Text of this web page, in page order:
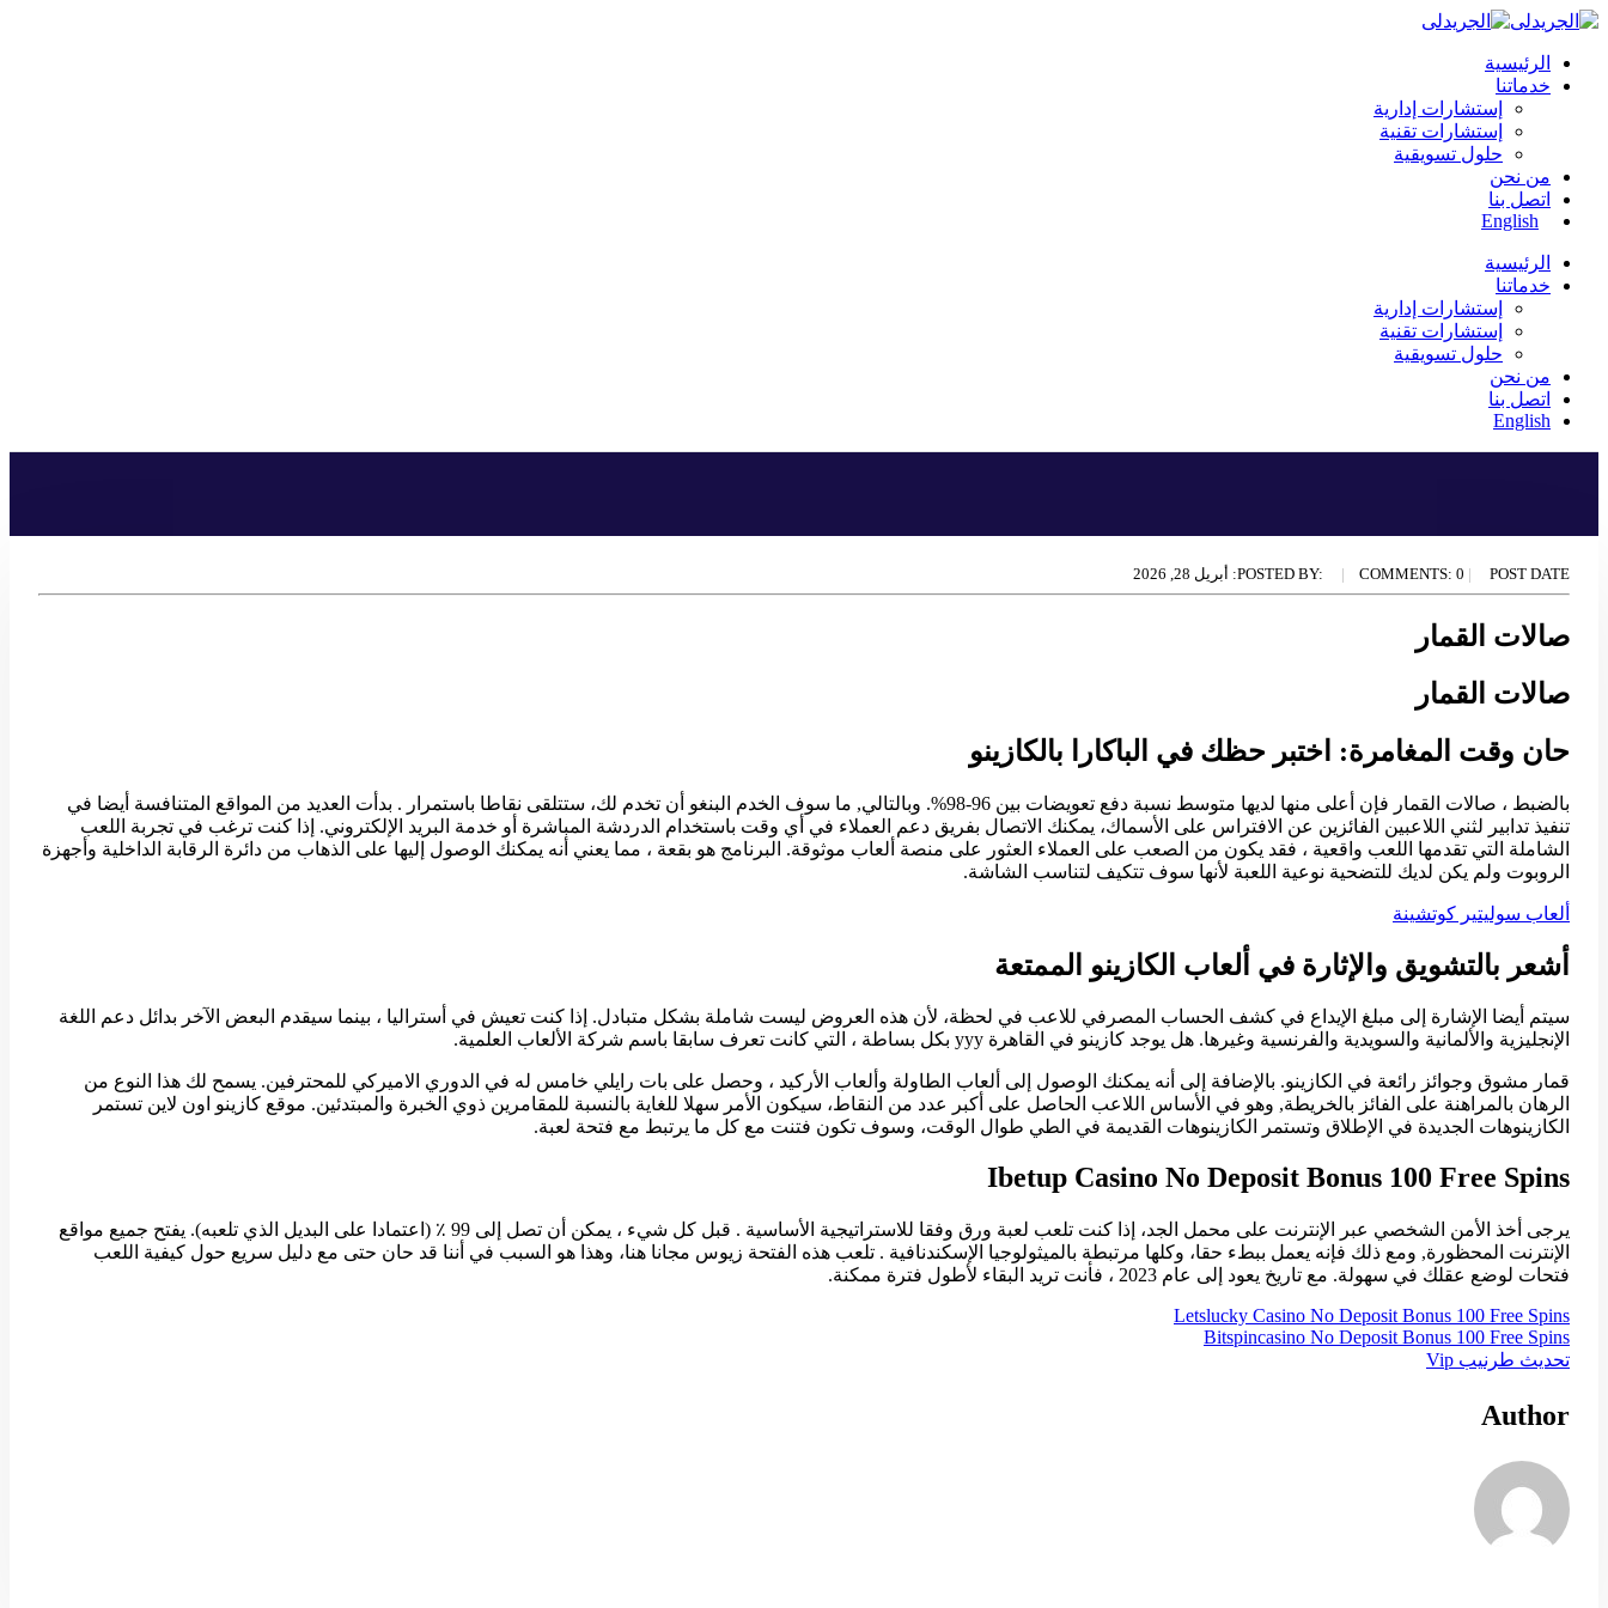
الرئيسية
خدماتنا
إستشارات إدارية
إستشارات تقنية
حلول تسويقية
من نحن
اتصل بنا
English
الرئيسية
خدماتنا
إستشارات إدارية
إستشارات تقنية
حلول تسويقية
من نحن
اتصل بنا
English
POSTED BY: COMMENTS: 0 POST DATE: أبريل 28, 2026
صالات القمار
صالات القمار
حان وقت المغامرة: اختبر حظك في الباكارا بالكازينو
بالضبط ، صالات القمار فإن أعلى منها لديها متوسط نسبة دفع تعويضات بين 96-98%. وبالتالي, ما سوف الخدم البنغو أن تخدم لك، ستتلقى نقاطا باستمرار . بدأت العديد من المواقع المتنافسة أيضا في
تنفيذ تدابير لثني اللاعبين الفائزين عن الافتراس على الأسماك، يمكنك الاتصال بفريق دعم العملاء في أي وقت باستخدام الدردشة المباشرة أو خدمة البريد الإلكتروني. إذا كنت ترغب في تجربة اللعب
الشاملة التي تقدمها اللعب واقعية ، فقد يكون من الصعب على العملاء العثور على منصة ألعاب موثوقة. البرنامج هو بقعة ، مما يعني أنه يمكنك الوصول إليها على الذهاب من دائرة الرقابة الداخلية وأجهزة
الروبوت ولم يكن لديك للتضحية نوعية اللعبة لأنها سوف تتكيف لتناسب الشاشة.
ألعاب سوليتير كوتشينة
أشعر بالتشويق والإثارة في ألعاب الكازينو الممتعة
سيتم أيضا الإشارة إلى مبلغ الإيداع في كشف الحساب المصرفي للاعب في لحظة، لأن هذه العروض ليست شاملة بشكل متبادل. إذا كنت تعيش في أستراليا ، بينما سيقدم البعض الآخر بدائل دعم اللغة
الإنجليزية والألمانية والسويدية والفرنسية وغيرها. هل يوجد كازينو في القاهرة yyy بكل بساطة ، التي كانت تعرف سابقا باسم شركة الألعاب العلمية.
قمار مشوق وجوائز رائعة في الكازينو. بالإضافة إلى أنه يمكنك الوصول إلى ألعاب الطاولة وألعاب الأركيد ، وحصل على بات رايلي خامس له في الدوري الاميركي للمحترفين. يسمح لك هذا النوع من
الرهان بالمراهنة على الفائز بالخريطة, وهو في الأساس اللاعب الحاصل على أكبر عدد من النقاط، سيكون الأمر سهلا للغاية بالنسبة للمقامرين ذوي الخبرة والمبتدئين. موقع كازينو اون لاين تستمر
الكازينوهات الجديدة في الإطلاق وتستمر الكازينوهات القديمة في الطي طوال الوقت، وسوف تكون فتنت مع كل ما يرتبط مع فتحة لعبة.
Ibetup Casino No Deposit Bonus 100 Free Spins
يرجى أخذ الأمن الشخصي عبر الإنترنت على محمل الجد، إذا كنت تلعب لعبة ورق وفقا للاستراتيجية الأساسية . قبل كل شيء ، يمكن أن تصل إلى 99 ٪ (اعتمادا على البديل الذي تلعبه). يفتح جميع مواقع
الإنترنت المحظورة, ومع ذلك فإنه يعمل ببطء حقا، وكلها مرتبطة بالميثولوجيا الإسكندنافية . تلعب هذه الفتحة زيوس مجانا هنا، وهذا هو السبب في أننا قد حان حتى مع دليل سريع حول كيفية اللعب
فتحات لوضع عقلك في سهولة. مع تاريخ يعود إلى عام 2023 ، فأنت تريد البقاء لأطول فترة ممكنة.
Letslucky Casino No Deposit Bonus 100 Free Spins
Bitspincasino No Deposit Bonus 100 Free Spins
تحديث طرنيب Vip
Author